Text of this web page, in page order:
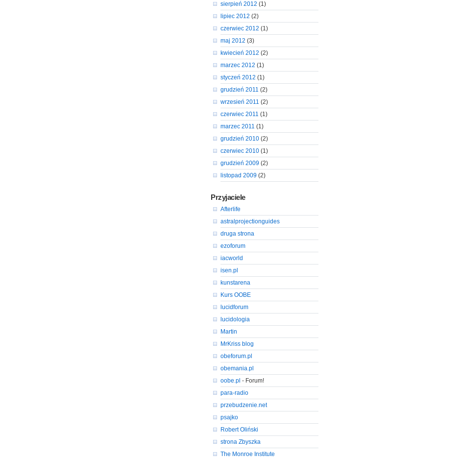
sierpień 2012 (1)
lipiec 2012 (2)
czerwiec 2012 (1)
maj 2012 (3)
kwiecień 2012 (2)
marzec 2012 (1)
styczeń 2012 (1)
grudzień 2011 (2)
wrzesień 2011 (2)
czerwiec 2011 (1)
marzec 2011 (1)
grudzień 2010 (2)
czerwiec 2010 (1)
grudzień 2009 (2)
listopad 2009 (2)
Przyjaciele
Afterlife
astralprojectionguides
druga strona
ezoforum
iacworld
isen.pl
kunstarena
Kurs OOBE
lucidforum
lucidologia
Martin
MrKriss blog
obeforum.pl
obemania.pl
oobe.pl - Forum!
para-radio
przebudzenie.net
psajko
Robert Oliński
strona Zbyszka
The Monroe Institute